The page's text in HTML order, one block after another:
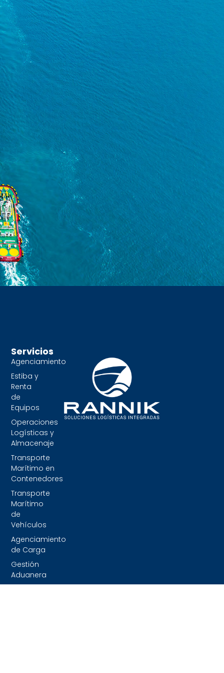
Servicios
Agenciamiento
Estiba y
Renta
de
Equipos
Operaciones
Logísticas y
Almacenaje
Transporte
Marítimo en
Contenedores
Transporte
Marítimo
de
Vehículos
Agenciamiento
de Carga
Gestión
Aduanera